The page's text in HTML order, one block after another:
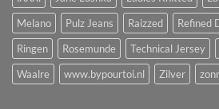
Melano
Pulz Jeans Raizzed Refined
Ringen
Rosemunde Technical Jersey
Waalre
www.bypourtoi.nl Zilver